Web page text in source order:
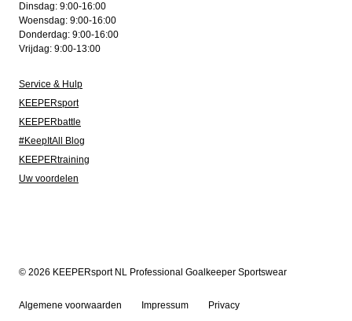
Dinsdag: 9:00-16:00
Woensdag: 9:00-16:00
Donderdag: 9:00-16:00
Vrijdag: 9:00-13:00
Service & Hulp
KEEPERsport
KEEPERbattle
#KeepItAll Blog
KEEPERtraining
Uw voordelen
© 2026 KEEPERsport NL Professional Goalkeeper Sportswear
Algemene voorwaarden Impressum Privacy